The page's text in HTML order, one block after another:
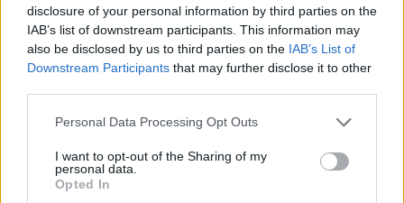
disclosure of your personal information by third parties on the
IAB’s list of downstream participants. This information may
also be disclosed by us to third parties on the IAB’s List of
Downstream Participants that may further disclose it to other
Please note that this website/app uses one or more Google
not limited to your visit or usage behaviour. You may click to
grant or deny consent to Google and its third-party tags to
use your data for below specified purposes in below Google
Personal Data Processing Opt Outs
I want to opt-out of the Sharing of my
personal data.
Opted In
A rendezvényről hamarosan bővebb információkkal is
szolgálunk, addig is tekintsék meg a Galéria menüpontot
és az előző évek fotóit, videóit, mert hasonló hangulattal
A regisztráció 2015-ben is ingyenes, és a legendak.com
honlapon lesz elérhető április közepétől! Sőt egy
meglepetéssel is készülünk, de ez most még legyen